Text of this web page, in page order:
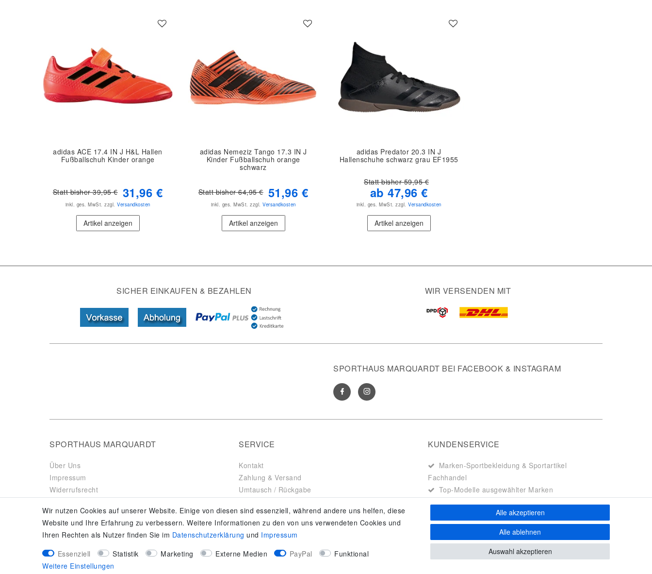
adidas ACE 17.4 IN J H&L Hallen
Fußballschuh Kinder orange
Statt bisher 39,95 € 31,96 €
inkl. ges. MwSt. zzgl. Versandkosten
Artikel anzeigen
adidas Nemeziz Tango 17.3 IN J
Kinder Fußballschuh orange
schwarz
Statt bisher 64,95 € 51,96 €
inkl. ges. MwSt. zzgl. Versandkosten
Artikel anzeigen
adidas Predator 20.3 IN J
Hallenschuhe schwarz grau EF1955
Statt bisher 59,95 €
ab 47,96 €
inkl. ges. MwSt. zzgl. Versandkosten
Artikel anzeigen
SICHER EINKAUFEN & BEZAHLEN WIR VERSENDEN MIT
SPORTHAUS MARQUARDT BEI FACEBOOK & INSTAGRAM
SPORTHAUS MARQUARDT
Über Uns
Impressum
Widerrufsrecht
AGB & Kundeninformationen
Vertrag widerrufen
Es gilt unsereDatenschutzerklärung
SERVICE
Kontakt
Zahlung & Versand
Umtausch / Rückgabe
adidas F50
KUNDENSERVICE
Marken-Sportbekleidung & Sportartikel
Fachhandel
Top-Modelle ausgewählter Marken
Kostenloser Rückversand deutschlandweit
Versandfertig innerhalb 24h
Zahlung auf Rechnung (via PayPalPlus)
Wir nutzen Cookies auf unserer Website. Einige von diesen sind essenziell, während andere uns helfen, diese
Website und Ihre Erfahrung zu verbessern. Weitere Informationen zu den von uns verwendeten Cookies und
Ihren Rechten als Nutzer finden Sie im Daten­schutz­erklärung und Impressum
Essenziell
Statistik Marketing Externe Medien PayPal
Funktional
Weitere Einstellungen
Alle akzeptieren
Alle ablehnen
Auswahl akzeptieren